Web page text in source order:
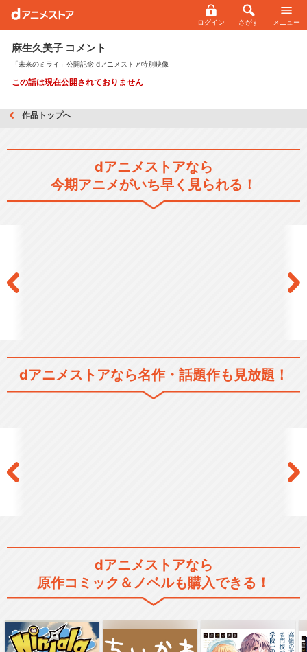
ログイン さがす メニュー
麻生久美子 コメント
「未来のミライ」公開記念 dアニメストア特別映像
この話は現在公開されておりません
作品トップへ
dアニメストアなら
今期アニメがいち早く見られる！
dアニメストアなら名作・話題作も見放題！
dアニメストアなら
原作コミック＆ノベルも購入できる！